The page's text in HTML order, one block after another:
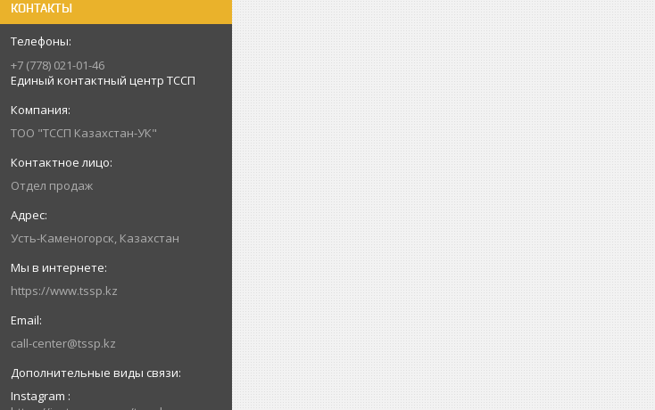
КОНТАКТЫ
+7 (778) 021-01-46
Единый контактный центр ТССП
ТОО "ТССП Казахстан-УК"
Отдел продаж
Усть-Каменогорск, Казахстан
https://www.tssp.kz
call-center@tssp.kz
Instagram